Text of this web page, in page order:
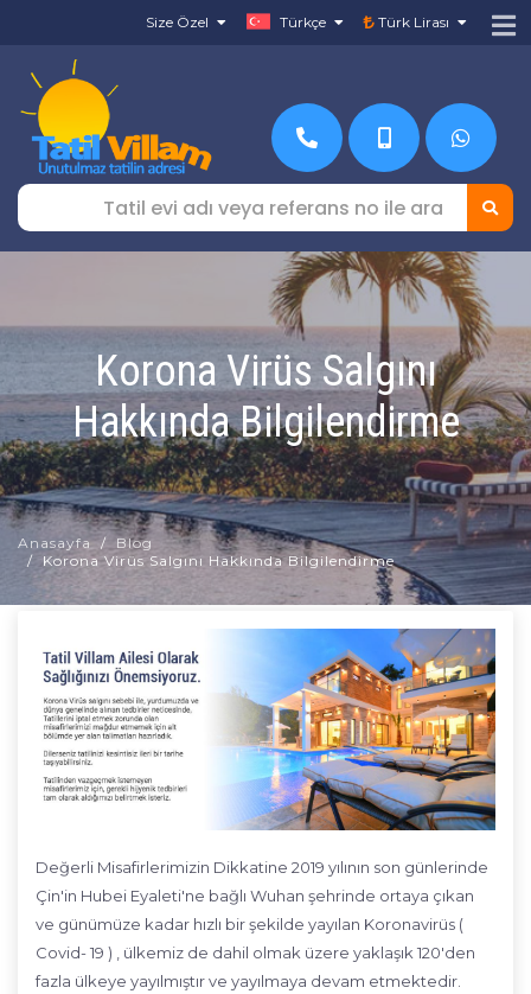
Size Özel Türkçe Türk Lirası
Korona Virüs Salgını
Hakkında Bilgilendirme
Anasayfa
Blog
Korona Virüs Salgını Hakkında Bilgilendirme
Değerli Misafirlerimizin Dikkatine 2019 yılının son günlerinde
Çin'in Hubei Eyaleti'ne bağlı Wuhan şehrinde ortaya çıkan
ve günümüze kadar hızlı bir şekilde yayılan Koronavirüs (
Covid- 19 ) , ülkemiz de dahil olmak üzere yaklaşık 120'den
fazla ülkeye yayılmıştır ve yayılmaya devam etmektedir.